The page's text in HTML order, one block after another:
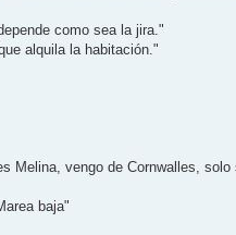
como sea la jira."
alquila la habitación."
Melina, vengo de Cornwalles,
baja"